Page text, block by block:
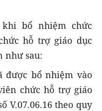
bổ nhiệm chức
hỗ trợ giáo dục
như sau:
được bổ nhiệm vào
chức hỗ trợ giáo
V.07.06.16 theo quy